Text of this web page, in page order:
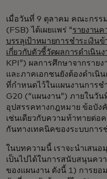
เมื่อวันที่ 9 ตุลาคม คณะกรร
(FSB) ได้เผยแพร่ “รายงานค
บรรลุเป้าหมายการชำระเงิน
เกี่ยวกับตัวชี้วัดผลการดำเนิน
KPI”) ผลการศึกษาจากราย
และภาคเอกชนยังต้องดำเนิ
ที่กำหนดไว้ในแผนงานการช
G20 (“แผนงาน”) ภายในวัน
อุปสรรคทางกฎหมาย ข้อบัง
เช่นเดียวกับความท้าทายต่อ
กันทางเทคนิคของระบบการ
ในบทความนี้ เราจะนำเสนอ
เป็นไปได้ในการสนับสนุนคว
ของแผนงาน ดังนี้ 1) การยอ